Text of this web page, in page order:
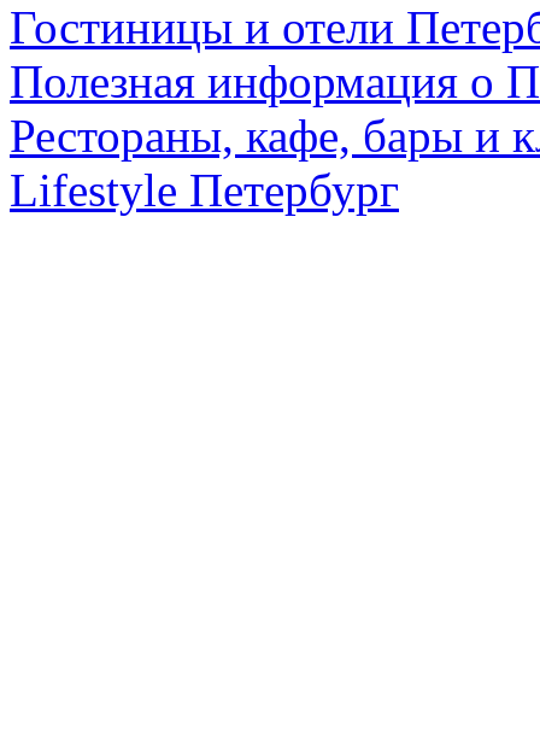
Гостиницы и отели
Полезная информация о
Рестораны, кафе, бары и
Lifestyle Петербург